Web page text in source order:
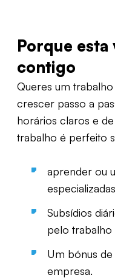
Porque esta
contigo
Queres um
crescer passo a
horários claros e
trabalho é perfeito
aprender ou
Subsídios
pelo trabalho
Um bónus
empresa.